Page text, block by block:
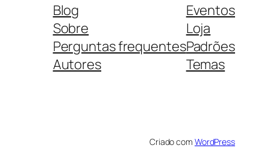
Blog
Sobre
Perguntas frequentes
Autores
Eventos
Loja
Padrões
Temas
Criado com WordPress